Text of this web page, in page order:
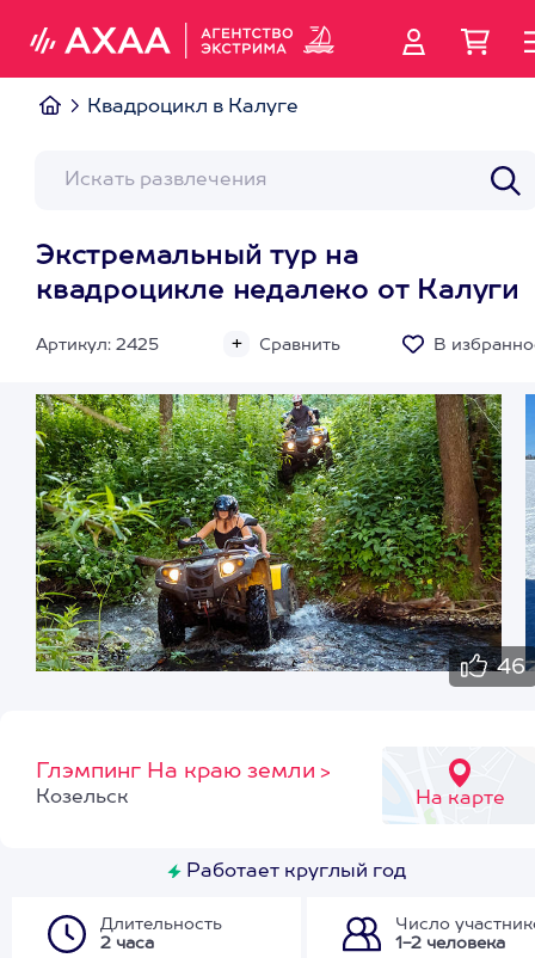
Квадроцикл в Калуге
Экстремальный тур на
квадроцикле недалеко от Калуги
Артикул: 2425 Сравнить В
46
Глэмпинг На краю земли >
На карте
Козельск
Работает круглый год
Длительность
2 часа
Число
1-2 человека